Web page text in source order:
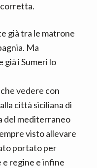
già tra le matrone
Ma
già i Sumeri lo
vedere con
città siciliana di
del mediterraneo
visto allevare
portato per
e regine e infine